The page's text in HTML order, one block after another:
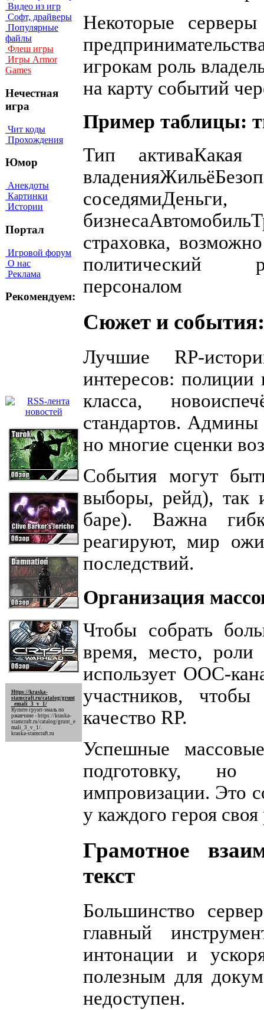
Видео из игр
Софт, драйверы
Популярные
файлы
Флеш игры
Игры Armor
Games
Нечестная
игра
Чит коды
Прохождения
Юмор
Анекдоты
Картинки
Истории
Портал
Игровой форум
О нас
Реклама
Рекомендуем:
Https://kraska-
stamcraft.ru/catalog/grunt
_emali_3_v_1/
Купите грунт-эмаль по
ржавчине - https://kraska-
stamcraft.ru/catalog/grunt_e
mali_3_v_1/.
kraska-stamcraft.ru
Некоторые
игрокам роль
на карту событий
Пример таблицы:
Тип
страховка,
политический
персоналом
Сюжет и события:
Лучшие RP-
интересов: полиции
класса,
стандартов.
но многие сценки
События могут
выборы, рейд), так
баре). Важна
реагируют, мир
последствий.
Организация
Чтобы собрать
время, место, роли
использует OOC-
участников,
качество RP.
Успешные
подготовку, но
импровизации. Это
у каждого героя
Грамотное
текст
Большинство
главный
интонации и
полезным для
недоступен.